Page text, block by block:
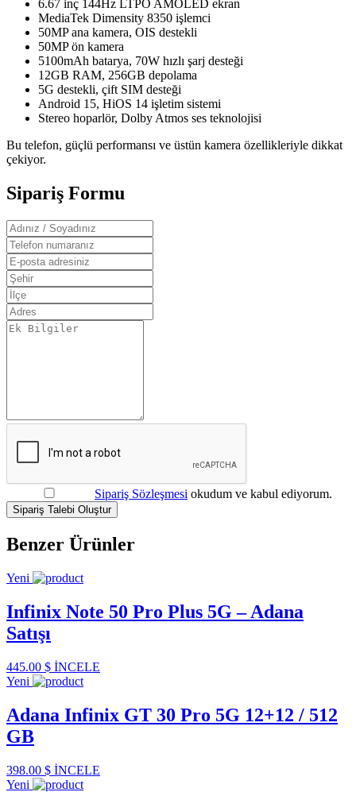
6.67 inç 144Hz LTPO AMOLED ekran
MediaTek Dimensity 8350 işlemci
50MP ana kamera, OIS destekli
50MP ön kamera
5100mAh batarya, 70W hızlı şarj desteği
12GB RAM, 256GB depolama
5G destekli, çift SIM desteği
Android 15, HiOS 14 işletim sistemi
Stereo hoparlör, Dolby Atmos ses teknolojisi
Bu telefon, güçlü performansı ve üstün kamera özellikleriyle dikkat
çekiyor.
Sipariş Formu
Sipariş Sözleşmesi okudum ve kabul ediyorum.
Sipariş Talebi Oluştur
Benzer Ürünler
Yeni
Infinix Note 50 Pro Plus 5G – Adana
Satışı
445.00 $ İNCELE
Yeni
Adana Infinix GT 30 Pro 5G 12+12 / 512
GB
398.00 $ İNCELE
Yeni